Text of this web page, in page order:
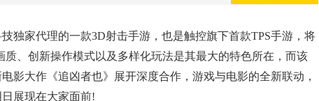
独家代理的一款3D射击手游，也是触控旗下首款TPS手游，将
、创新操作模式以及多样化玩法是其最大的特色所在，而该
影大作《追凶者也》展开深度合作，游戏与电影的全新联动，
展现在大家面前!